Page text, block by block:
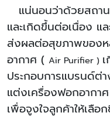
แน่นอนว่าด้วยสถา
และเกิดขึ้นต่อเนื่อง แ
ส่งผลต่อสุขภาพของ
อากาศ ( Air Purifier )
ประกอบการแบรนด์ต่
แต่งเครื่องฟอกอากา
เพื่อจูงใจลูกค้าให้เลือ